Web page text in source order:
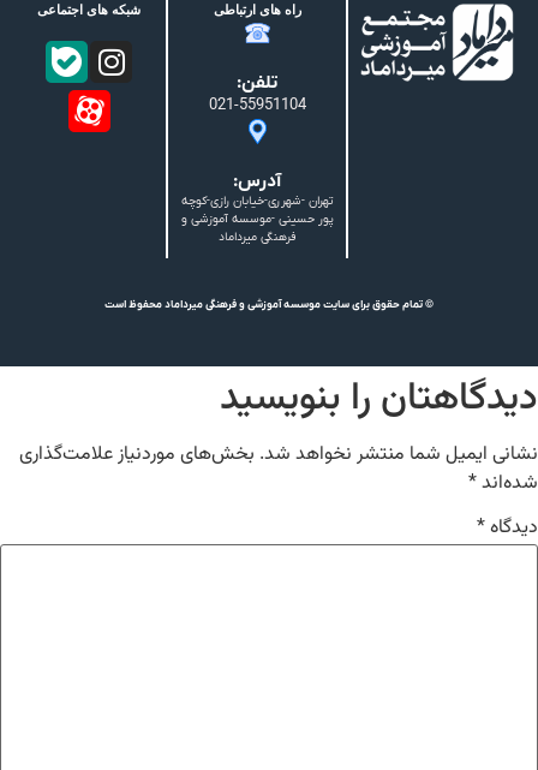
راه های ارتباطی
تلفن:
021-55951104
آدرس:
تهران -شهرری-خیابان رازی-کوچه
پور حسینی -موسسه آموزشی و
فرهنگی میرداماد
شبکه های اجتماعی
© تمام حقوق برای سایت موسسه آموزشی و فرهنگی میرداماد محفوظ است
دیدگاهتان را بنویسید
نشانی ایمیل شما منتشر نخواهد شد. بخش‌های موردنیاز علامت‌گذاری
شده‌اند*
دیدگاه*